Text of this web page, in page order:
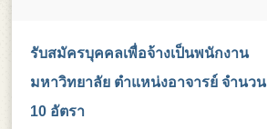
รับสมัครบุคคลเพื่อจ้างเป็นพนักงาน
มหาวิทยาลัย ตำแหน่งอาจารย์ จำนวน
10 อัตรา